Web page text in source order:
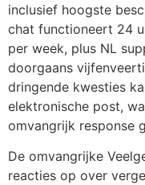
giriş
escort
inclusief hoogste
chat functioneert 24
per week, plus NL
doorgaans
dringende kwesties
elektronische post,
omvangrijk response
De omvangrijke
reacties op over